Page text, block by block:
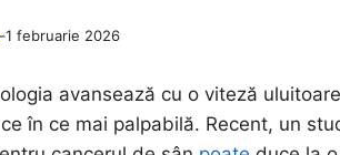
1 februarie 2026
avansează cu o viteză
în ce mai palpabilă. Recent, un